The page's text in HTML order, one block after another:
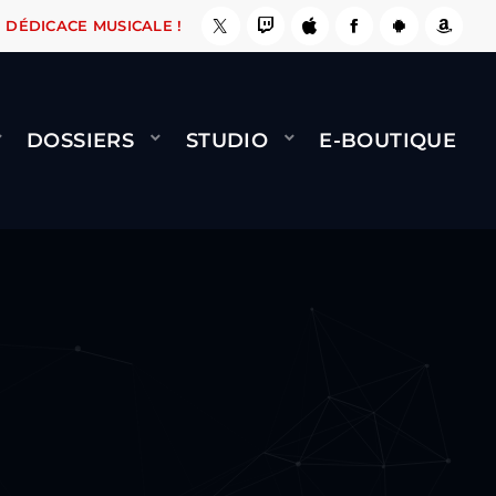
ÇA LE FAIT ! NAMI BERNARD MINET -
DÉDICACE MUSICALE !
DOSSIERS STUDIO E-BOUTIQUE